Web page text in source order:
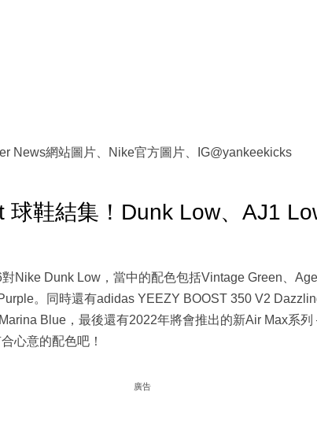
News網站圖片、Nike官方圖片、IG@yankeekicks
球鞋結集！Dunk Low、AJ1
Nike Dunk Low，當中的配色包括Vintage Green、
。同時還有adidas YEEZY BOOST 350 V2
Blue，最後還有2022年將會推出的新Air Max系列
心意的配色吧！
廣告